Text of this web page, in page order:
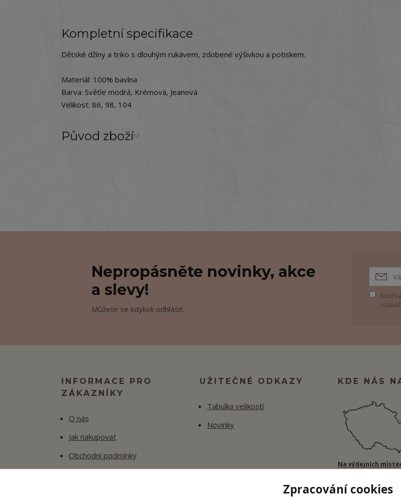
Kompletní specifikace
Dětské džíny a triko s dlouhým rukávem, zdobené výšivkou a potiskem.
Materiál: 100% bavlna
Barva: Světle modrá, Krémová, Jeanová
Velikost: 86, 98, 104
Původ zboží
Nepropásněte novinky, akce
a slevy!
Můžete se kdykoli odhlásit.
INFORMACE PRO
ZÁKAZNÍKY
O nás
Jak nakupovat
Obchodní podmínky
UŽITEČNÉ ODKAZY
Tabulka velikostí
Novinky
KDE NÁS
Na výdejních
Zpracování cookies